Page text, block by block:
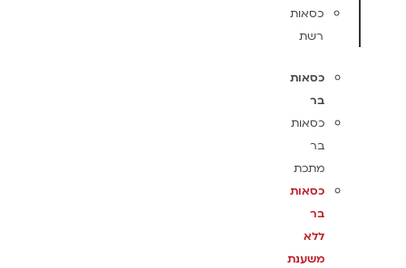
כסאות
רשת
כסאות
בר
כסאות
בר
מתכת
כסאות
בר
ללא
משענת